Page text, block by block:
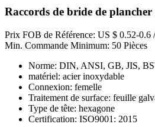
Raccords de bride de
Prix FOB de Référence: US $ 0.52-0.6
Min. Commande Minimum: 50 Pièces
Norme: DIN, ANSI, GB, JIS,
matériel: acier inoxydable
Connexion: femelle
Traitement de surface: feuille
Type de tête: hexagone
Certification: ISO9001: 2015